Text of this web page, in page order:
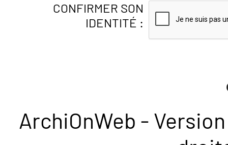
CONFIRMER SON
IDENTITÉ :
ArchiOnWeb -